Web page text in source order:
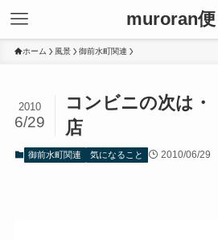
muroran便
ホーム 風景 御前水町関連
コンビニの次は・
店
2010
6/29
御前水町関連 気になること 2010/06/29